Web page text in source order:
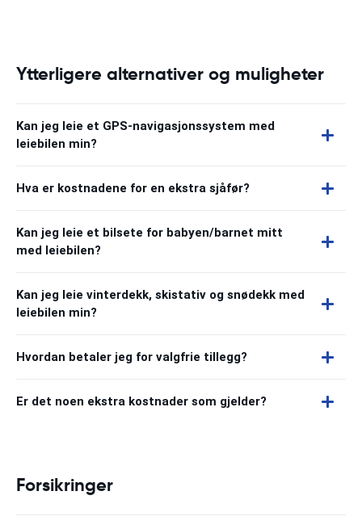
Ytterligere alternativer og muligheter
Kan jeg leie et GPS-navigasjonssystem med
leiebilen min?
Hva er kostnadene for en ekstra sjåfør?
Kan jeg leie et bilsete for babyen/barnet mitt
med leiebilen?
Kan jeg leie vinterdekk, skistativ og snødekk med
leiebilen min?
Hvordan betaler jeg for valgfrie tillegg?
Er det noen ekstra kostnader som gjelder?
Forsikringer